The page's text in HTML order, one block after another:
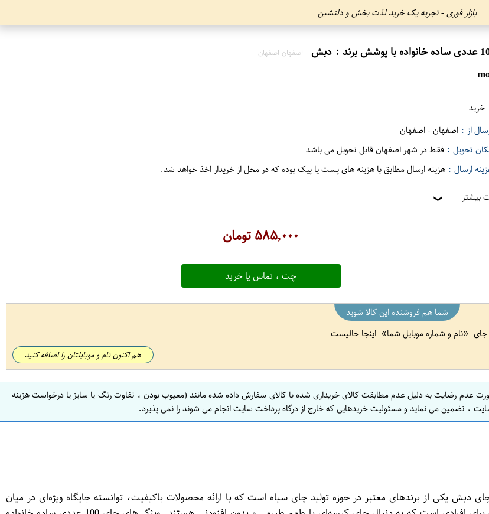
بازار فوری - تجربه یک خرید لذت بخش و دلنشین
اصفهان اصفهان
خرید
از : اصفهان-اصفهان
تحویل : فقط در شهر اصفهان قابل تحویل می باشد
ارسال : هزینه ارسال مطابق با هزینه های پست یا پیک بوده که در محل از خریدار اخذ خواهد شد.
بیشتر ❯
۵۸۵,۰۰۰تومان
چت ، تماس یا خرید
شما هم فروشنده این کالا شوید
جای
نام و شماره موبایل شما اینجا خالیست
هم اکنون نام و موبایلتان را اضافه کنید
عدم رضایت به دلیل عدم مطابقت کالای خریداری شده با کالای سفارش داده شده مانند (معیوب بودن ، تفاوت رنگ یا سایز یا درخواست هزینه
، تضمین می نماید و مسئولیت خریدهایی که خارج از درگاه پرداخت سایت انجام می شوند را نمی پذیرد.
چای دبش یکی از برندهای معتبر در حوزه تولید چای سیاه است که با ارائه محصولات باکیفیت، توانسته جایگاه ویژه‌ای در میان